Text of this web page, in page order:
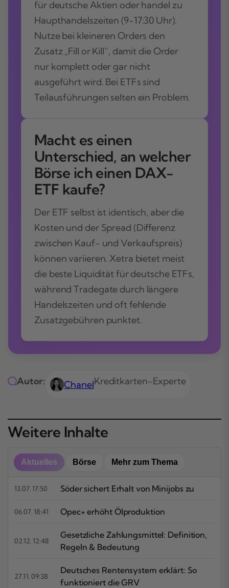
für deutsche Aktien oder handel zu
Haupthandelszeiten (9-17:30 Uhr).
Nutze bei kleineren Orders den
Zusatz „Fill or Kill“, damit die Order
nur komplett oder gar nicht
ausgeführt wird. Bei ETFs sind
Teilausführungen selten ein Problem.
Macht es einen
Unterschied, an welcher
Börse ich einen DAX-
ETF kaufe?
Der ETF selbst ist identisch, aber die
Kosten und der Spread (Differenz
zwischen Kauf- und Verkaufspreis)
können variieren. Xetra bietet meist
die beste Liquidität für deutsche ETFs,
während Tradegate durch längere
Handelszeiten und oft fehlende
Zusatzgebühren punktet.
Autor: ChanelKreditkarten-Experte
Weitere Inhalte
Aktuelles Börse Mehr zum Thema
13.07. 17:50 Söder sichert Erhalt von Minijobs zu
06.07. 18:41 Opec+ erhöht Ölproduktion
02.12. 12:48
Gesetzliche Zahlungsmittel: Definition,
Regeln & Bedeutung
27.11. 09:38
Deutsches Rentensystem erklärt: So
funktioniert die GRV